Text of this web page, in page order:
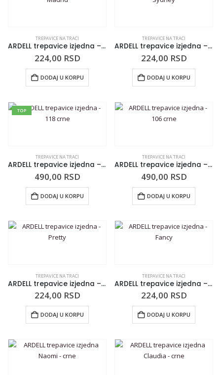
TREPAVICE NA TRACI
ARDELL trepavice izjedna – Madrid
224,00 RSD
DODAJ U KORPU
TREPAVICE NA TRACI
ARDELL trepavice izjedna – Sydney
224,00 RSD
DODAJ U KORPU
TOP
TREPAVICE NA TRACI
ARDELL trepavice izjedna – 118 crne
490,00 RSD
DODAJ U KORPU
TREPAVICE NA TRACI
ARDELL trepavice izjedna – 106 crne
490,00 RSD
DODAJ U KORPU
TREPAVICE NA TRACI
ARDELL trepavice izjedna – Pretty
224,00 RSD
DODAJ U KORPU
TREPAVICE NA TRACI
ARDELL trepavice izjedna – Fancy
224,00 RSD
DODAJ U KORPU